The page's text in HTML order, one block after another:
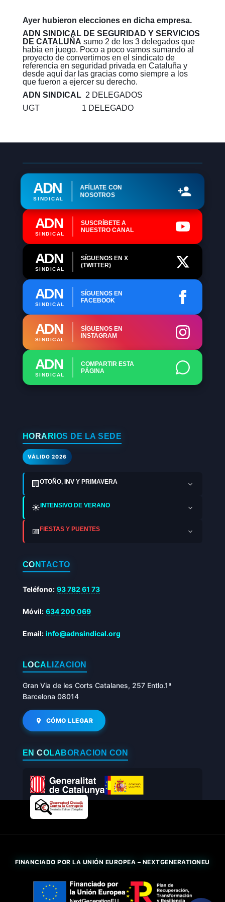
Ayer hubieron elecciones en dicha empresa.
ADN SINDICAL DE SEGURIDAD Y SERVICIOS
DE CATALUÑA sumo 2 de los 3 delegados que
había en juego. Poco a poco vamos sumando al
proyecto de convertirnos en el sindicato de
referencia en seguridad privada en Cataluña y
desde aquí dar las gracias como siempre a los
que fueron a ejercer su derecho.
ADN SINDICAL 2 DELEGADOS
UGT 1 DELEGADO
ADN
SINDICAL
AFÍLIATE CON
NOSOTROS
ADN
SINDICAL
SUSCRÍBETE A
NUESTRO CANAL
ADN
SINDICAL
SÍGUENOS EN X
(TWITTER)
ADN
SINDICAL
SÍGUENOS EN
FACEBOOK
ADN
SINDICAL
SÍGUENOS EN
INSTAGRAM
ADN
SINDICAL
COMPARTIR ESTA
PÁGINA
HORARIOS DE LA SEDE
VÁLIDO 2026
🏢 OTOÑO, INV Y PRIMAVERA
☀️INTENSIVO DE VERANO
📅FIESTAS Y PUENTES
CONTACTO
Teléfono: 93 782 61 73
Móvil: 634 200 069
Email: info@adnsindical.org
LOCALIZACIÓN
Gran Via de les Corts Catalanes, 257 Entlo.1ª
Barcelona 08014
CÓMO LLEGAR
EN COLABORACIÓN CON
FINANCIADO POR LA UNIÓN EUROPEA – NEXTGENERATIONEU